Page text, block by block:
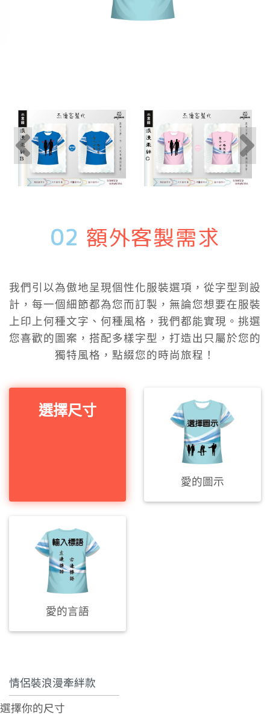
02 額外客製需求
我們引以為傲地呈現個性化服裝選項，從字型到設
計，每一個細節都為您而訂製，無論您想要在服裝
上印上何種文字、何種風格，我們都能實現。挑選
您喜歡的圖案，搭配多樣字型，打造出只屬於您的
獨特風格，點綴您的時尚旅程！
選擇尺寸
愛的圖示
愛的言語
選擇你的尺寸